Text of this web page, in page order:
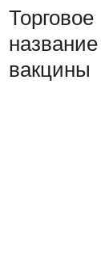
Торговое
название
вакцины